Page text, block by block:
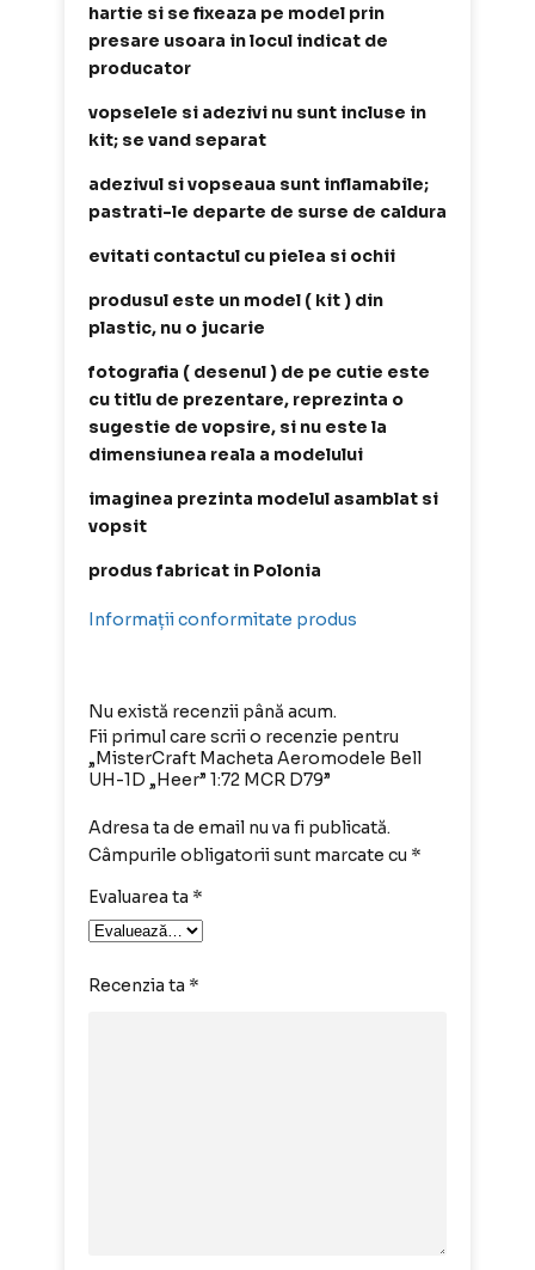
hartie si se fixeaza pe model prin
presare usoara in locul indicat de
producator
vopselele si adezivi nu sunt incluse in
kit; se vand separat
adezivul si vopseaua sunt inflamabile;
pastrati-le departe de surse de caldura
evitati contactul cu pielea si ochii
produsul este un model ( kit ) din
plastic, nu o jucarie
fotografia ( desenul ) de pe cutie este
cu titlu de prezentare, reprezinta o
sugestie de vopsire, si nu este la
dimensiunea reala a modelului
imaginea prezinta modelul asamblat si
vopsit
produs fabricat in Polonia
Informații conformitate produs
Nu există recenzii până acum.
Fii primul care scrii o recenzie pentru
„MisterCraft Macheta Aeromodele Bell
UH-1D „Heer” 1:72 MCR D79”
Adresa ta de email nu va fi publicată.
Câmpurile obligatorii sunt marcate cu *
Evaluarea ta *
Recenzia ta *